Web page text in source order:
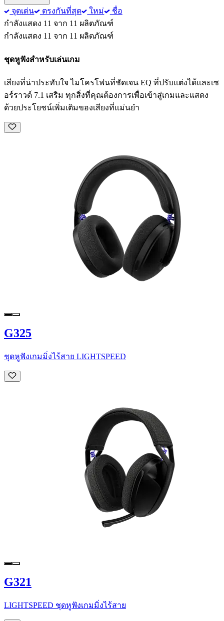
จุดเด่น ตรงกันที่สุด ใหม่
ชื่อ
กำลังแสดง 11 จาก 11 ผลิตภัณฑ์
กำลังแสดง 11 จาก 11 ผลิตภัณฑ์
ชุดหูฟังสำหรับเล่นเกม
เสียงที่น่าประทับใจ ไมโครโฟนที่ชัดเจน EQ ที่ปรับแต่งได้และเซ
อร์ราวด์ 7.1 เสริม ทุกสิ่งที่คุณต้องการเพื่อเข้าสู่เกมและแสดง
ด้วยประโยชน์เพิ่มเติมของเสียงที่แม่นยำ
G325
ชุดหูฟังเกมมิ่งไร้สาย LIGHTSPEED
G321
LIGHTSPEED ชุดหูฟังเกมมิ่งไร้สาย